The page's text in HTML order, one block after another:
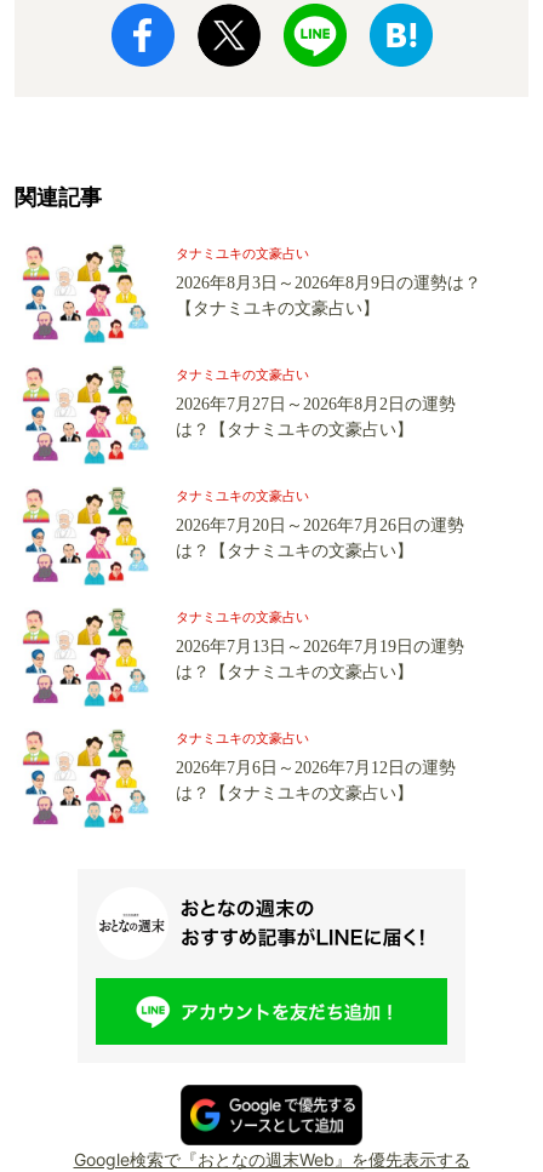
関連記事
タナミユキの文豪占い
2026年8月3日～2026年8月9日の運勢は？
【タナミユキの文豪占い】
タナミユキの文豪占い
2026年7月27日～2026年8月2日の運勢
は？【タナミユキの文豪占い】
タナミユキの文豪占い
2026年7月20日～2026年7月26日の運勢
は？【タナミユキの文豪占い】
タナミユキの文豪占い
2026年7月13日～2026年7月19日の運勢
は？【タナミユキの文豪占い】
タナミユキの文豪占い
2026年7月6日～2026年7月12日の運勢
は？【タナミユキの文豪占い】
Google検索で『おとなの週末Web』を優先表示する